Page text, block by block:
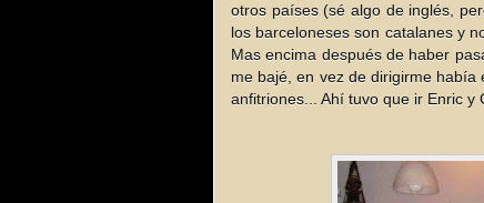
otros países (sé algo de inglés,
los barceloneses son catalanes y
Mas encima después de haber
me bajé, en vez de dirigirme
anfitriones... Ahí tuvo que ir Enric y